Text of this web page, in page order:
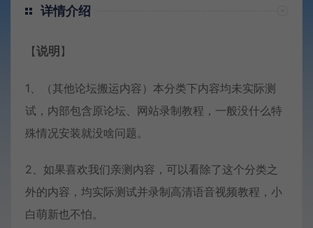
详情介绍
【说明 】
1、（其他论坛搬运内容）本分类下内容均未实际测
试，内部包含原论坛、网站录制教程，一般没什么特
殊情况安装就没啥问题。
2、如果喜欢我们亲测内容，可以看除了这个分类之
外的内容，均实际测试并录制高清语音视频教程，小
白萌新也不怕。